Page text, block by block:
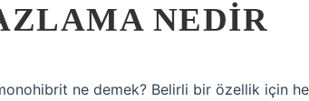
NEDIR
ne demek? Belirli bir özellik için